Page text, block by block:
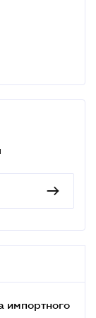
импортного